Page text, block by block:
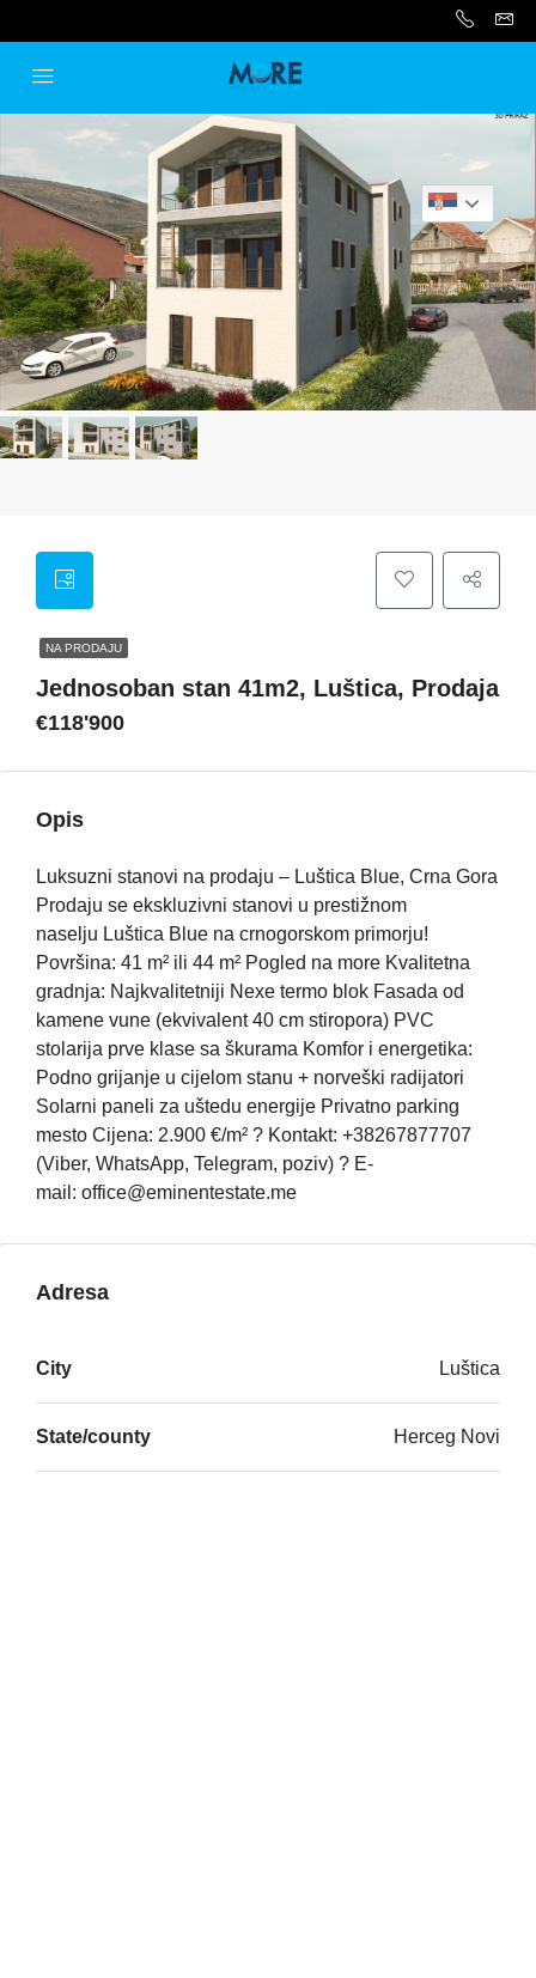
NA PRODAJU
Jednosoban stan 41m2, Luštica, Prodaja
€118'900
Opis
Luksuzni stanovi na prodaju – Luštica Blue, Crna Gora
Prodaju se ekskluzivni stanovi u prestižnom
naselju Luštica Blue na crnogorskom primorju!
Površina: 41 m² ili 44 m² Pogled na more Kvalitetna
gradnja: Najkvalitetniji Nexe termo blok Fasada od
kamene vune (ekvivalent 40 cm stiropora) PVC
stolarija prve klase sa škurama Komfor i energetika:
Podno grijanje u cijelom stanu + norveški radijatori
Solarni paneli za uštedu energije Privatno parking
mesto Cijena: 2.900 €/m² ? Kontakt: +38267877707
(Viber, WhatsApp, Telegram, poziv) ? E-
mail: office@eminentestate.me
Adresa
City Luštica
State/county Herceg Novi
Serbian